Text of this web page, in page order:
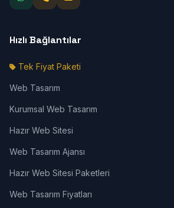
Hızlı Bağlantılar
Tek Fiyat Paketi
Web Tasarım
Kurumsal Web Tasarım
Hazır Web Sitesi
Web Tasarım Ajansı
Hazır Web Sitesi Paketleri
Web Tasarım Fiyatları